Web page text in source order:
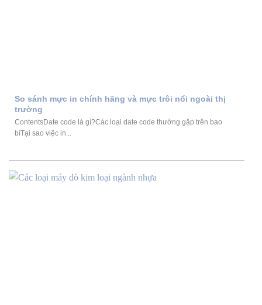
So sánh mực in chính hãng và mực trôi nổi ngoài thị
trường
ContentsDate code là gì?Các loại date code thường gặp trên bao
bìTại sao việc in...